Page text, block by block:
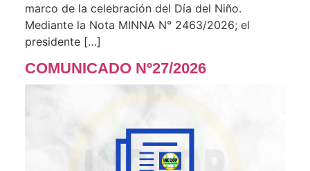
marco de la celebración del Día del Niño.
Mediante la Nota MINNA N° 2463/2026; el
presidente […]
COMUNICADO Nº27/2026